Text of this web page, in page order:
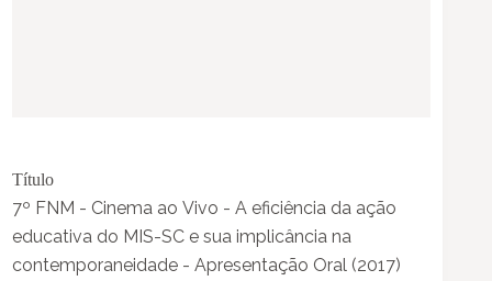
Título
7º FNM - Cinema ao Vivo - A eficiência da ação
educativa do MIS-SC e sua implicância na
contemporaneidade - Apresentação Oral (2017)